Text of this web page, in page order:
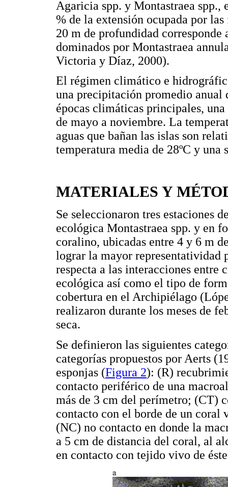
Agaricia spp. y Montastraea spp.,
% de la extensión ocupada por
20 m de profundidad corresponde
dominados por Montastraea
Victoria y Díaz, 2000).
El régimen climático e
una precipitación promedio anual
épocas climáticas principales,
de mayo a noviembre. La
aguas que bañan las islas son
temperatura media de 28ºC y
MATERIALES Y
Se seleccionaron tres estaciones
ecológica Montastraea spp. y en
coralino, ubicadas entre 4 y 6 m
lograr la mayor representatividad
respecta a las interacciones entre
ecológica así como el tipo de
cobertura en el Archipiélago
realizaron durante los meses de
seca.
Se definieron las siguientes
categorías propuestos por Aerts
esponjas (Figura 2): (R)
contacto periférico de una
más de 3 cm del perímetro; (CT)
contacto con el borde de un
(NC) no contacto en donde la
a 5 cm de distancia del coral, al
en contacto con tejido vivo de